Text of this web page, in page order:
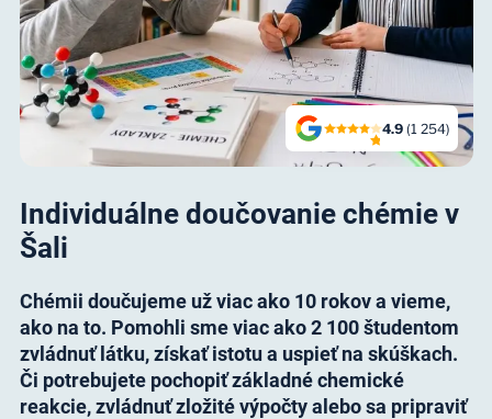
4.9(1 254)
Individuálne doučovanie chémie v
Šali
Chémii doučujeme už viac ako 10 rokov a vieme,
ako na to. Pomohli sme viac ako 2 100 študentom
zvládnuť látku, získať istotu a uspieť na skúškach.
Či potrebujete pochopiť základné chemické
reakcie, zvládnuť zložité výpočty alebo sa pripraviť